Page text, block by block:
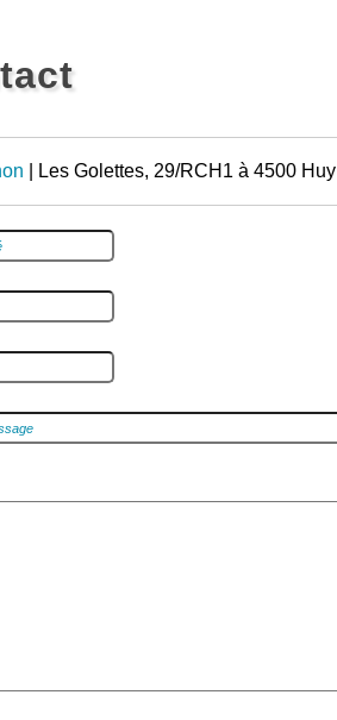
| Les Golettes, 29/RCH1 à 4500 Huy